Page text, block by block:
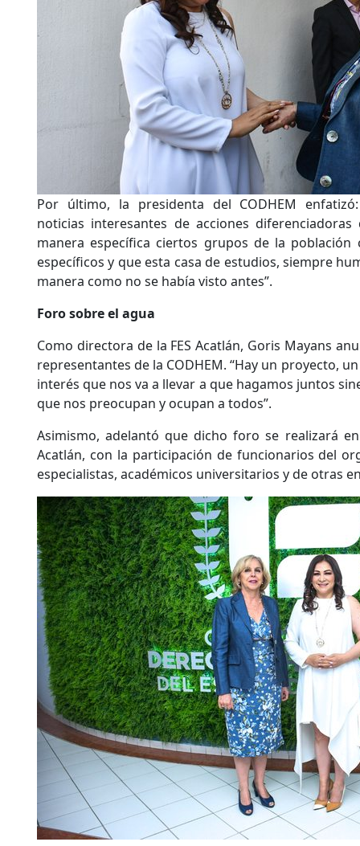
Por último, la presidenta del CODHEM
noticias interesantes de acciones
manera específica ciertos grupos de la población
específicos y que esta casa de estudios, siempre
manera como no se había visto antes”.
Foro sobre el agua
Como directora de la FES Acatlán, Goris Mayans
representantes de la CODHEM. “Hay un proyecto,
interés que nos va a llevar a que hagamos juntos
que nos preocupan y ocupan a todos”.
Asimismo, adelantó que dicho foro se realizará
Acatlán, con la participación de funcionarios del
especialistas, académicos universitarios y de otras